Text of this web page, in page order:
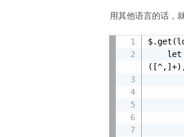
用其他语言的话，
map = info[2].matchAll(/